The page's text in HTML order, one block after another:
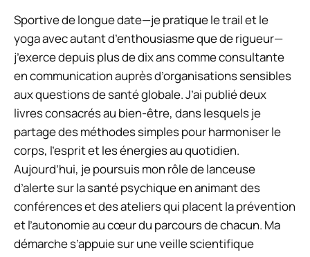
Sportive de longue date—je pratique le trail et le
yoga avec autant d’enthousiasme que de rigueur—
j’exerce depuis plus de dix ans comme consultante
en communication auprès d’organisations sensibles
aux questions de santé globale. J’ai publié deux
livres consacrés au bien-être, dans lesquels je
partage des méthodes simples pour harmoniser le
corps, l’esprit et les énergies au quotidien.
Aujourd’hui, je poursuis mon rôle de lanceuse
d’alerte sur la santé psychique en animant des
conférences et des ateliers qui placent la prévention
et l’autonomie au cœur du parcours de chacun. Ma
démarche s’appuie sur une veille scientifique